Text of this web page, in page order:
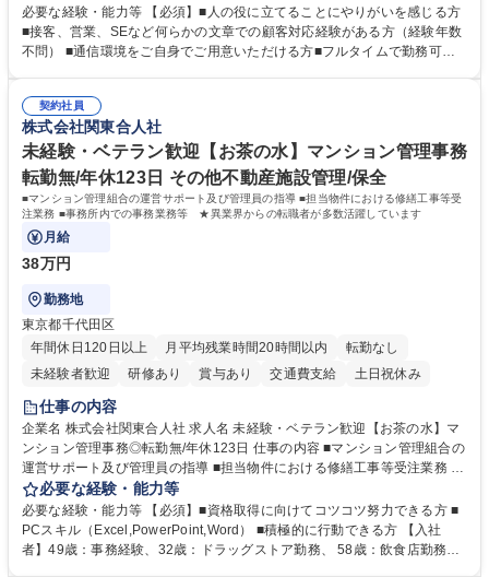
（Digiops：デジオプス）と運用構築の業務となります。 ■お問い合わせ
対応業務全般（システム入力、契約手続き含む） ■デジタルコミュニケー
ションツール（メール、SMS、LINE等）を使用 ■お客様のニーズに応じた
添ってサービス提供できることが魅力 募集職種 【リモート/カスタマーサ
クセス】平日夕方以降を中心にリモートワークで対応
必要な経験・能力等 【必須】■人の役に立てることにやりがいを感じる方
■接客、営業、SEなど何らかの文章での顧客対応経験がある方（経験年数
不問） ■通信環境をご自身でご用意いただける方■フルタイムで勤務可能
境に貢献したい■改善提案や改善アクション等新しいことに意欲がある方
【英語（語学力）】■翻訳ツールを用い英語でコミュニケーションをとる
ことに抵抗がない方■英語は話せなくても問題はありませんが、英語が話
せますと、よりチャンスが広がります。※日本語がネイティブレベル必須
学歴・資格 学歴：大学院 大学 高専 短大 専修学校 高校 語学力： 資格：
契約社員
株式会社関東合人社
未経験・ベテラン歓迎【お茶の水】マンション管理事務
転勤無/年休123日 その他不動産施設管理/保全
■マンション管理組合の運営サポート及び管理員の指導 ■担当物件における修繕工事等受
注業務 ■事務所内での事務業務等 ★異業界からの転職者が多数活躍しています
月給
38万円
勤務地
東京都千代田区
年間休日120日以上
月平均残業時間20時間以内
転勤なし
未経験者歓迎
研修あり 賞与あり 交通費支給 土日祝休み
仕事の内容
企業名 株式会社関東合人社 求人名 未経験・ベテラン歓迎【お茶の水】マ
ンション管理事務◎転勤無/年休123日 仕事の内容 ■マンション管理組合の
運営サポート及び管理員の指導 ■担当物件における修繕工事等受注業務 ■
事務所内での事務業務等 ★異業界からの転職者が多数活躍しています
【年収補足】532万円 ＋別途インセンティヴで平均約100万円/年（昨年度
実績） ＋管理業務主任者資格手当50,000円/月 ★親会社である株式会社合
人社計画研究所社のグループ会社として、質の高いサービスと適性価格を
必要な経験・能力等
必要な経験・能力等 【必須】■資格取得に向けてコツコツ努力できる方 ■
PCスキル（Excel,PowerPoint,Word） ■積極的に行動できる方 【入社
者】49歳：事務経験、32歳：ドラッグストア勤務、 58歳：飲食店勤務